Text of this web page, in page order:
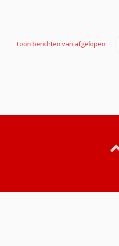
Toon berichten van afgelopen